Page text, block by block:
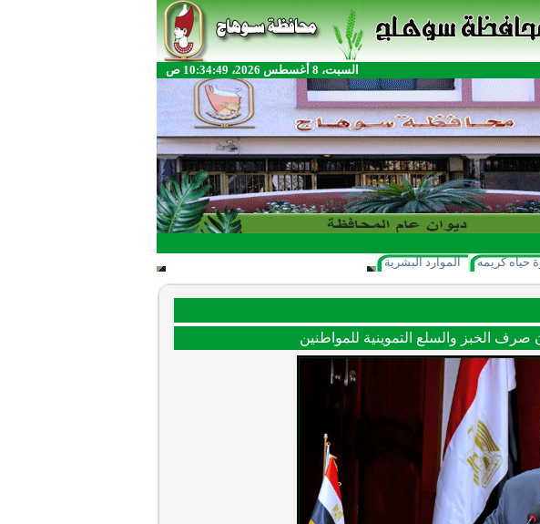
السبت، 8 أغسطس 2026، 10:34:49 ص
حياه كريمه الموارد البشرية
الخبز والسلع التموينية للمواطنين